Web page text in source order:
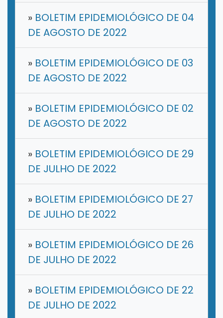
» BOLETIM EPIDEMIOLÓGICO DE 04
DE AGOSTO DE 2022
» BOLETIM EPIDEMIOLÓGICO DE 03
DE AGOSTO DE 2022
» BOLETIM EPIDEMIOLÓGICO DE 02
DE AGOSTO DE 2022
» BOLETIM EPIDEMIOLÓGICO DE 29
DE JULHO DE 2022
» BOLETIM EPIDEMIOLÓGICO DE 27
DE JULHO DE 2022
» BOLETIM EPIDEMIOLÓGICO DE 26
DE JULHO DE 2022
» BOLETIM EPIDEMIOLÓGICO DE 22
DE JULHO DE 2022